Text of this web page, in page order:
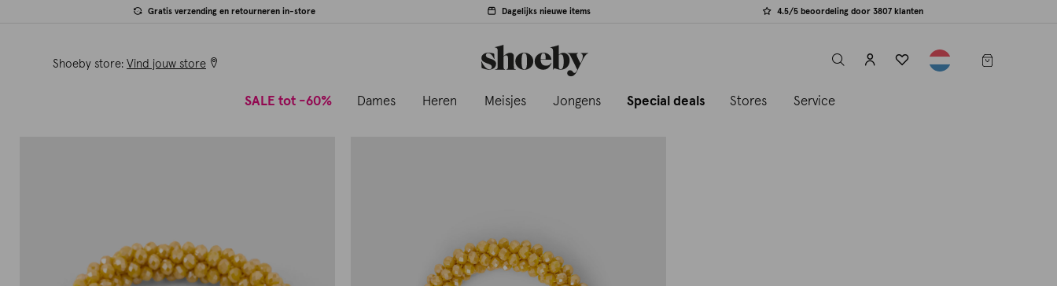
Gratis verzending en retourneren in-store Dagelijks nieuwe items 4.5/5 beoordeling door 3807 klanten
Shoeby store: Vind jouw store
label.header.toggle
SALE tot -60% Dames Heren Meisjes Jongens Special deals Stores Service